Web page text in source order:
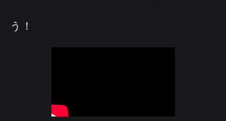
う！